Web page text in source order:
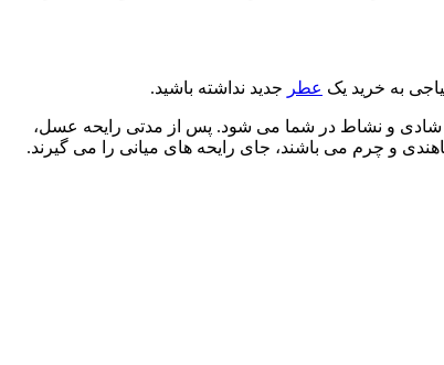
عطر جدید نداشته باشید.
شادی و نشاط در شما می شود. پس از مدتی رایحه عسل،
و چرم می باشند، جای رایحه های میانی را می گیرند.